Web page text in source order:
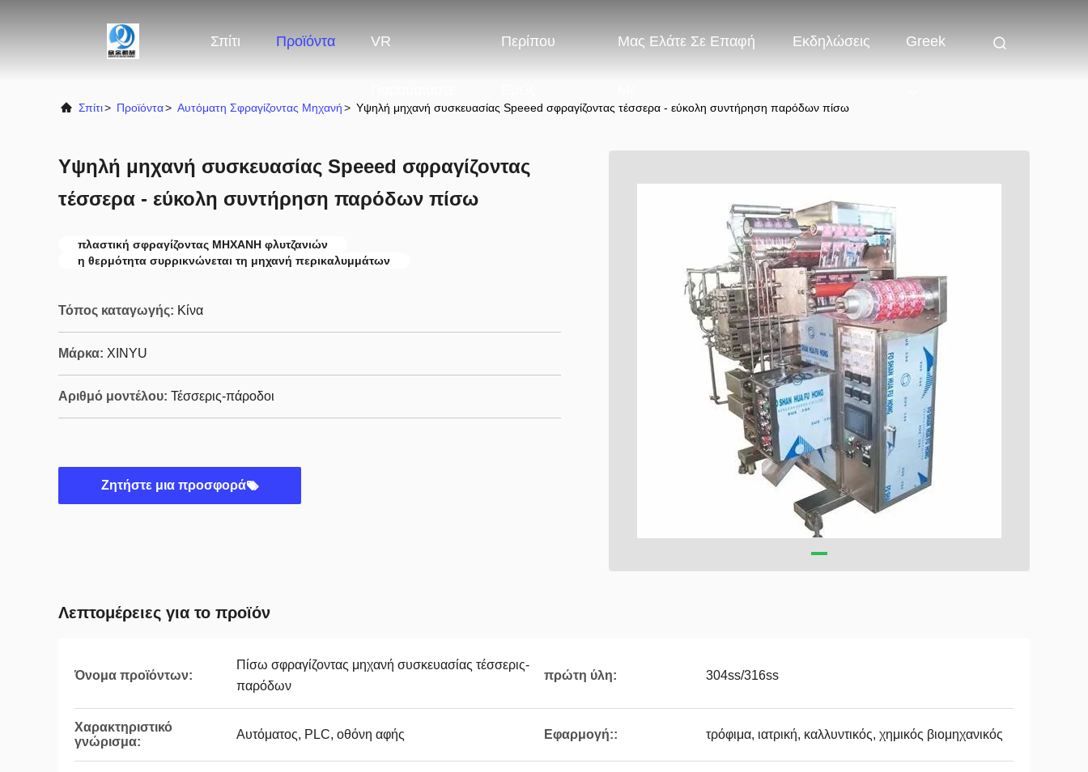
Σπίτι Προϊόντα VR Περίπου Μας Ελάτε Σε Επαφή Εκδηλώσεις Greek
Σπίτι> Προϊόντα> Αυτόματη Σφραγίζοντας Μηχανή> Υψηλή μηχανή συσκευασίας Speeed σφραγίζοντας τέσσερα - εύκολη συντήρηση παρόδων πίσω
Υψηλή μηχανή συσκευασίας Speeed σφραγίζοντας
τέσσερα - εύκολη συντήρηση παρόδων πίσω
πλαστική σφραγίζοντας ΜΗΧΑΝΗ φλυτζανιών
η θερμότητα συρρικνώνεται τη μηχανή περικαλυμμάτων
Τόπος καταγωγής: Κίνα
Μάρκα: XINYU
Αριθμό μοντέλου: Τέσσερις-πάροδοι
Ζητήστε μια προσφορά
Λεπτομέρειες για το προϊόν
Όνομα προϊόντων:
Πίσω σφραγίζοντας μηχανή συσκευασίας τέσσερις-
παρόδων
πρώτη ύλη: 304ss/316ss
Χαρακτηριστικό
γνώρισμα:
Αυτόματος, PLC, οθόνη αφής Εφαρμογή:: τρόφιμα, ιατρική, καλλυντικός, χημικός βιομηχανικός